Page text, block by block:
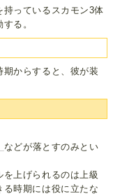
持っているスカモン3体
る。
期からすると、彼が装
などが落とすのみとい
上げられるのは上級
時期には役に立たな